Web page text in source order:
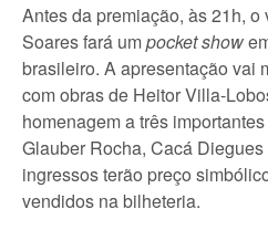
Antes da premiação, às 21h,
Soares fará umpocket show
brasileiro. A apresentação vai
com obras de Heitor Villa-
homenagem a três
Glauber Rocha, Cacá
ingressos terão preço
vendidos na bilheteria.